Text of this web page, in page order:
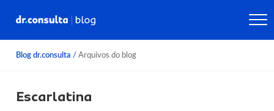
Blog dr.consulta / Arquivos do blog
Escarlatina